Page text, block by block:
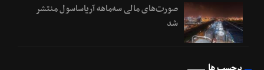
صورت‌های مالی سه‌ماهه آریاساسول منتشر
شد